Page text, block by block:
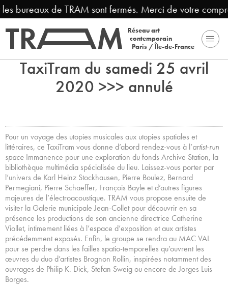
bureaux de TRAM sont fermés. Merci de votre
Réseau art
contemporain
Paris / Île-de-France
TaxiTram du samedi 25 avril
2020 >>> annulé
Pour un voyage des utopies musicales aux utopies spatiales et
littéraires, ce TaxiTram vous donne d’abord rendez-vous à l’artist-run
space Immanence pour une exploration du fonds Archive Station, la
bibliothèque multimédia spécialisée du lieu. Laissez-vous porter par
l’univers de Karl Heinz Stockhausen, Pierre Boulez, Bernard
Permegiani, Pierre Schaeffer, François Bayle et d’autres figures
majeures de l’électroacoustique. TRAM vous propose ensuite de
visiter la Galerie municipale Jean-Collet pour découvrir en sa
présence les productions de son ancienne directrice Catherine
Viollet, intimement liées à l’espace d’exposition et aux artistes
précédemment exposés. Enfin, le groupe se rendra au MAC VAL
pour se perdre dans les failles spatio-temporelles qu’ouvrent les
œuvres du duo d’artistes Brognon Rollin, inspirées notamment des
ouvrages de Philip K. Dick, Stefan Sweig ou encore de Jorges Luis
Borges.